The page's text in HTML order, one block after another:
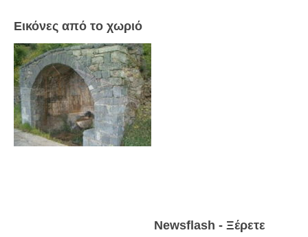
Πετρόκτιστα Σπίτια - Εκκλησίες
Σύνδεσμοι
Εικόνες από το χωριό
Newsflash - Ξέρετε